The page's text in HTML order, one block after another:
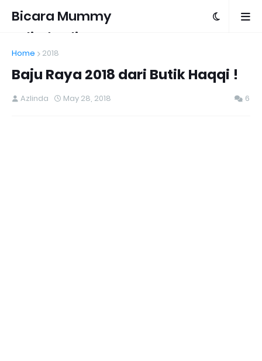
Bicara Mummy
Azlinda Alin
Home 2018
Baju Raya 2018 dari Butik Haqqi !
Azlinda May 28, 2018 6